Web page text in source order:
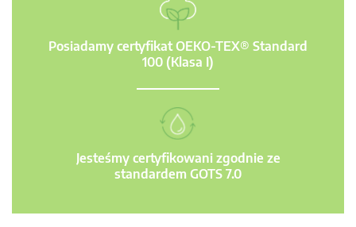
Posiadamy certyfikat OEKO-TEX® Standard
100 (Klasa I)
Jesteśmy certyfikowani zgodnie ze
standardem GOTS 7.0